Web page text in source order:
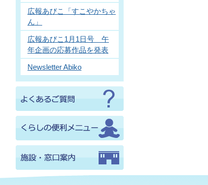
広報あびこ「すこやかちゃ
ん」
広報あびこ1月1日号 午
年企画の応募作品を発表
Newsletter Abiko